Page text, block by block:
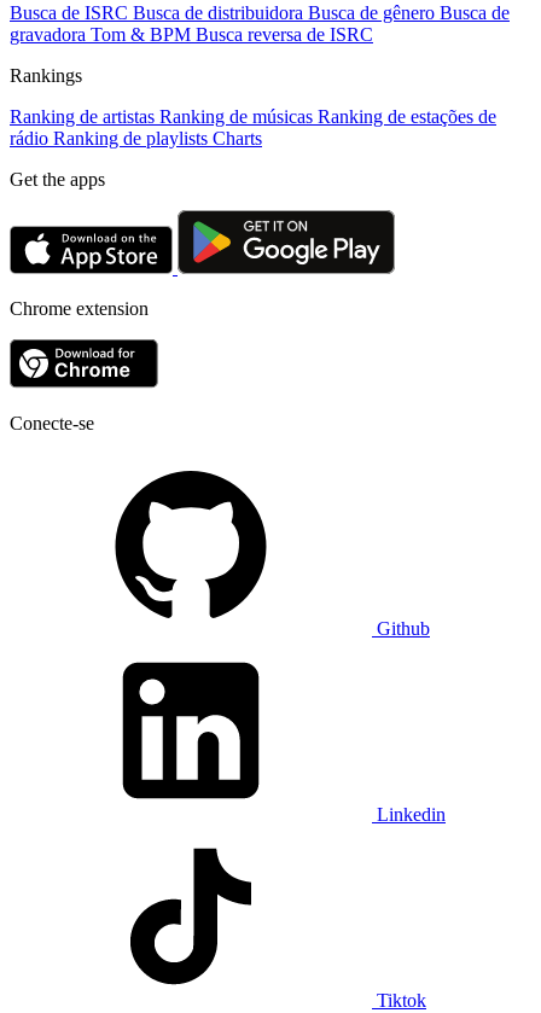
Busca de ISRC Busca de distribuidora Busca de gênero Busca de
gravadora Tom & BPM Busca reversa de ISRC
Rankings
Ranking de artistas Ranking de músicas Ranking de estações de
rádio Ranking de playlists Charts
Get the apps
Chrome extension
Conecte-se
Github
Linkedin
Tiktok